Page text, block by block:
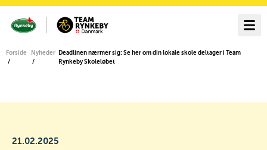
Forside Nyheder
Deadlinen nærmer sig: Se her om din lokale skole deltager i Team
Rynkeby Skoleløbet
21.02.2025